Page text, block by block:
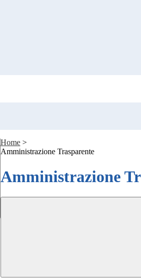
Home >
Amministrazione Trasparente
Amministrazione